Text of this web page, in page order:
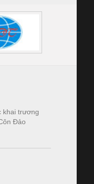
khai trương
Đảo